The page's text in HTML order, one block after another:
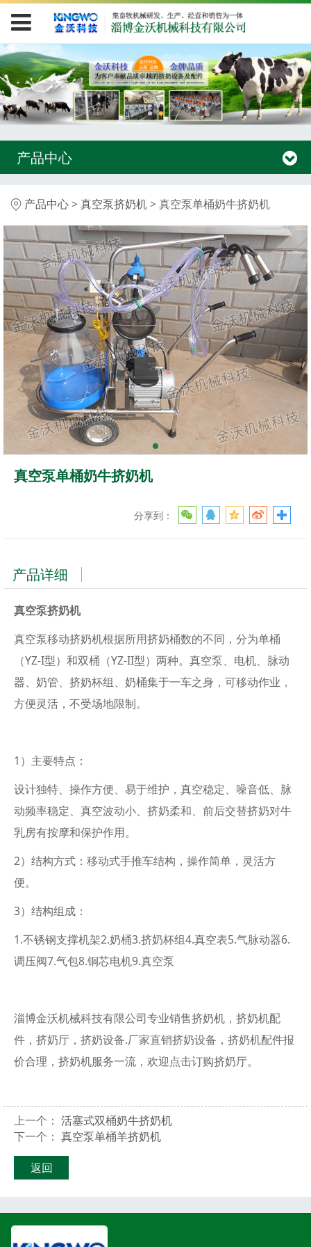
产品中心
真空泵单桶奶牛挤奶机
产品中心> 真空泵挤奶机> 真空泵单桶奶牛挤奶机
真空泵单桶奶牛挤奶机
分享到：
产品详细
真空泵挤奶机
真空泵移动挤奶机根据所用挤奶桶数的不同，分为单桶
（YZ-I型）和双桶（YZ-II型）两种。真空泵、电机、脉动
器、奶管、挤奶杯组、奶桶集于一车之身，可移动作业，
方便灵活，不受场地限制。
1）主要特点：
设计独特、操作方便、易于维护，真空稳定、噪音低、脉
动频率稳定、真空波动小、挤奶柔和、前后交替挤奶对牛
乳房有按摩和保护作用。
2）结构方式：移动式手推车结构，操作简单，灵活方
便。
3）结构组成：
1.不锈钢支撑机架2.奶桶3.挤奶杯组4.真空表5.气脉动器6.
调压阀7.气包8.铜芯电机9.真空泵
淄博金沃机械科技有限公司专业销售挤奶机，挤奶机配
件，挤奶厅，挤奶设备.厂家直销挤奶设备，挤奶机配件报
价合理，挤奶机服务一流，欢迎点击订购挤奶厅。
上一个：活塞式双桶奶牛挤奶机
下一个：真空泵单桶羊挤奶机
返回